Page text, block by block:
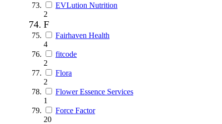
EVLution Nutrition
2
F
Fairhaven Health
4
fitcode
2
Flora
2
Flower Essence Services
1
Force Factor
20